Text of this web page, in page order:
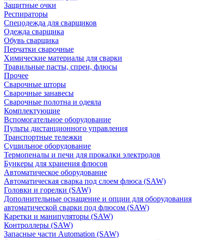
Защитные очки
Респираторы
Спецодежда для сварщиков
Одежда сварщика
Обувь сварщика
Перчатки сварочные
Химические материалы для сварки
Травильные пасты, спреи, флюсы
Прочее
Сварочные шторы
Сварочные занавесы
Сварочные полотна и одеяла
Комплектующие
Вспомогательное оборудование
Пульты дистанционного управления
Транспортные тележки
Сушильное оборудование
Термопеналы и печи для прокалки электродов
Бункеры для хранения флюсов
Автоматическое оборудование
Автоматическая сварка под слоем флюса (SAW)
Головки и горелки (SAW)
Дополнительные оснащение и опции для оборудования
автоматической сварки под флюсом (SAW)
Каретки и манипуляторы (SAW)
Контроллеры (SAW)
Запасные части Automation (SAW)